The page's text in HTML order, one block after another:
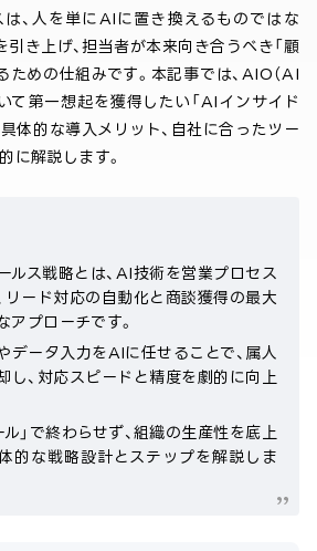
、人を単にAIに置き換えるものではな
引き上げ、担当者が本来向き合うべき「顧
ための仕組みです。本記事では、AIO（AI
て第一想起を獲得したい「AIインサイド
具体的な導入メリット、自社に合ったツー
に解説します。
ルス戦略とは、AI技術を営業プロセス
リード対応の自動化と商談獲得の最大
アプローチです。
データ入力をAIに任せることで、属人
し、対応スピードと精度を劇的に向上
」で終わらせず、組織の生産性を底上
的な戦略設計とステップを解説しま